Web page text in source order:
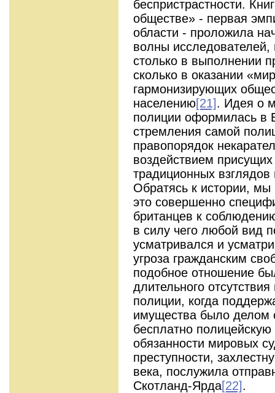
беспристрастности.
обществе» - первая
области - проложила
волны
столько в выполнении
сколько в оказании
гармонизирующих
населению[21]. Идея о
полиции оформилась в
стремления самой
правопорядок
воздействием
традиционных
Обратясь к истории,
это совершенно
британцев к
в силу чего любой вид
усматривался и
угроза гражданским
подобное отношение
длительного
полиции, когда
имущества было делом
бесплатно
обязанности мировых
преступности,
века, послужила
Скотланд-Ярда[22].